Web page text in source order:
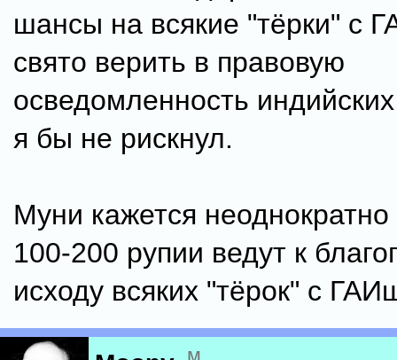
шансы на всякие "тёрки" с
свято верить в правовую
осведомленность
я бы не рискнул.
Муни кажется неоднократно
100-200 рупии ведут к
исходу всяких "тёрок" с